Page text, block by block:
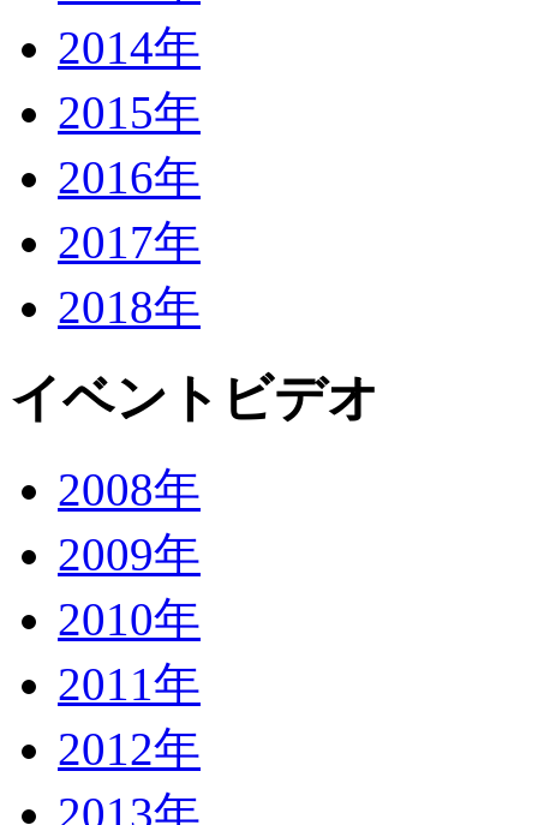
2014年
2015年
2016年
2017年
2018年
イベントビデオ
2008年
2009年
2010年
2011年
2012年
2013年